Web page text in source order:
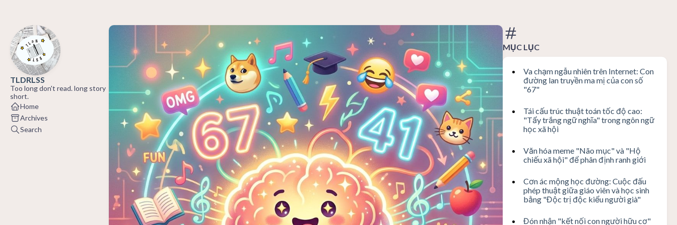
TLDRLSS
Too long don't read. long story
short.
Home
Archives
Search
MỤC LỤC
Va chạm ngẫu nhiên trên Internet: Con
đường lan truyền ma mị của con số
"67"
Tái cấu trúc thuật toán tốc độ cao:
"Tẩy trắng ngữ nghĩa" trong ngôn ngữ
học xã hội
Văn hóa meme "Não mục" và "Hộ
chiếu xã hội" để phân định ranh giới
Cơn ác mộng học đường: Cuộc đấu
phép thuật giữa giáo viên và học sinh
bằng "Độc trị độc kiểu người già"
Đón nhận "kết nối con người hữu cơ"